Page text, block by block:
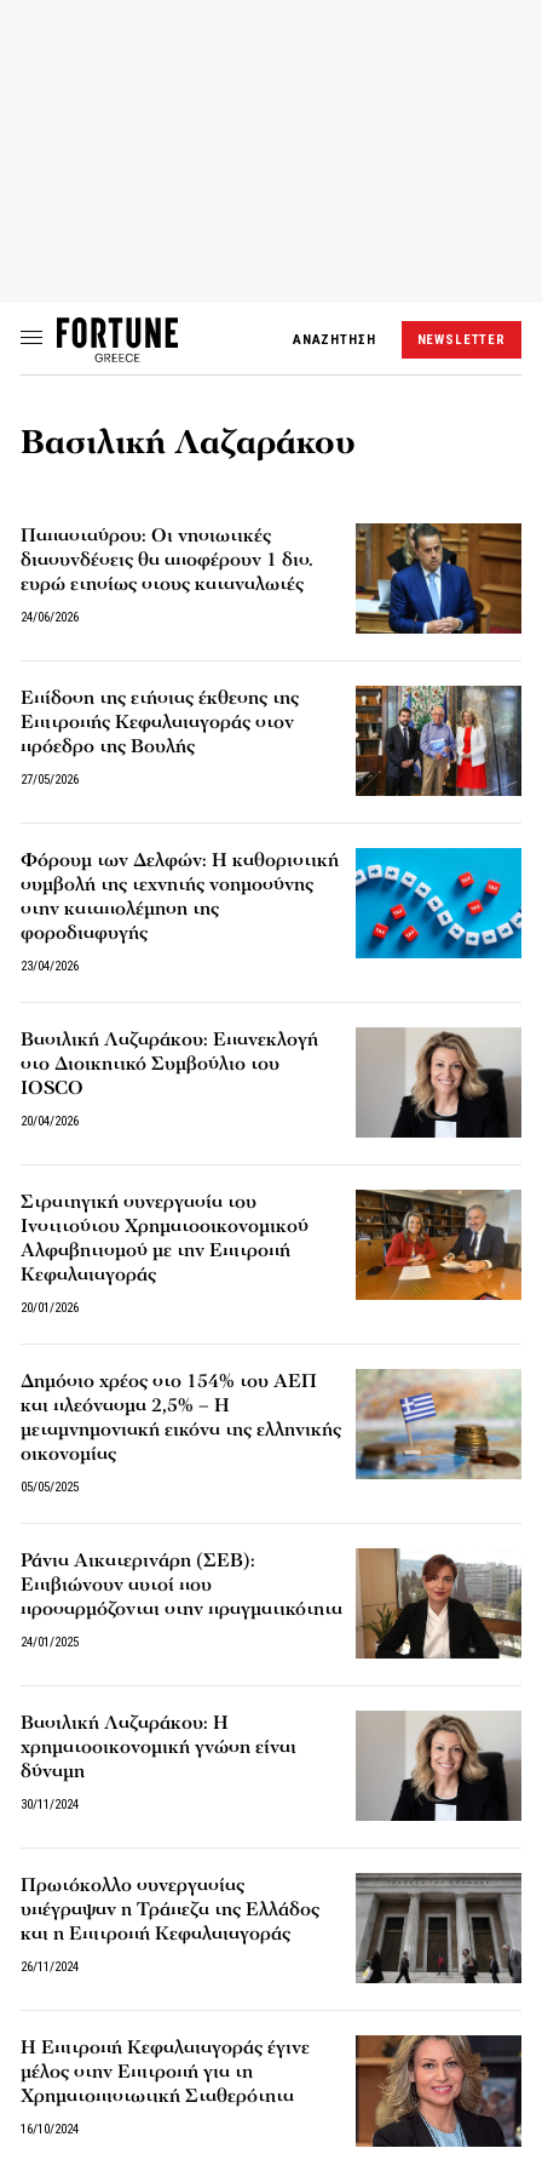
ΑΝΑΖΗΤΗΣΗ NEWSLETTER
Βασιλική Λαζαράκου
Παπασταύρου: Οι νησιωτικές
διασυνδέσεις θα αποφέρουν 1 δισ.
ευρώ ετησίως στους καταναλωτές
24/06/2026
Επίδοση της ετήσιας έκθεσης της
Επιτροπής Κεφαλαιαγοράς στον
πρόεδρο της Βουλής
27/05/2026
Φόρουμ των Δελφών: Η καθοριστική
συμβολή της τεχνητής νοημοσύνης
στην καταπολέμηση της
φοροδιαφυγής
23/04/2026
Βασιλική Λαζαράκου: Επανεκλογή
στο Διοικητικό Συμβούλιο του
IOSCO
20/04/2026
Στρατηγική συνεργασία του
Ινστιτούτου Χρηματοοικονομικού
Αλφαβητισμού με την Επιτροπή
Κεφαλαιαγοράς
20/01/2026
Δημόσιο χρέος στο 154% του ΑΕΠ
και πλεόνασμα 2,5% – Η
μεταμνημονιακή εικόνα της ελληνικής
οικονομίας
05/05/2025
Ράνια Αικατερινάρη (ΣΕΒ):
Επιβιώνουν αυτοί που
προσαρμόζονται στην πραγματικότητα
24/01/2025
Βασιλική Λαζαράκου: Η
χρηματοοικονομική γνώση είναι
δύναμη
30/11/2024
Πρωτόκολλο συνεργασίας
υπέγραψαν η Τράπεζα της Ελλάδος
και η Επιτροπή Κεφαλαιαγοράς
26/11/2024
Η Επιτροπή Κεφαλαιαγοράς έγινε
μέλος στην Επιτροπή για τη
Χρηματοπιστωτική Σταθερότητα
16/10/2024